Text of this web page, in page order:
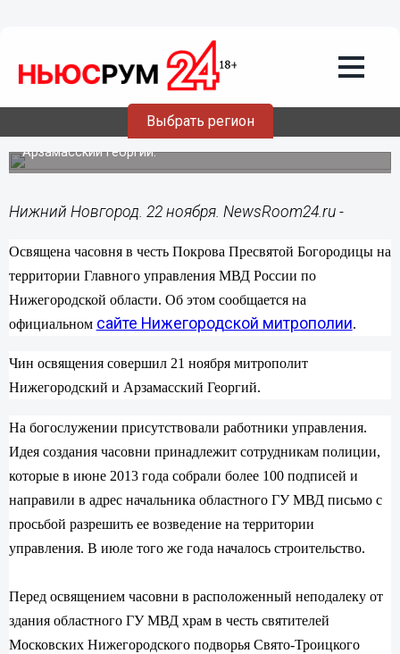
Выбрать регион
Освящена Покровская часовня на
территории ГУ МВД РФ по
Нижегородской области
Чин освящения совершил митрополит Нижегородский и
Арзамасский Георгий.
Нижний Новгород. 22 ноября. NewsRoom24.ru -
Освящена часовня в честь Покрова Пресвятой Богородицы на
территории Главного управления МВД России по
Нижегородской области. Об этом сообщается на
официальном сайте Нижегородской митрополии.
Чин освящения совершил 21 ноября митрополит
Нижегородский и Арзамасский Георгий.
На богослужении присутствовали работники управления.
Идея создания часовни принадлежит сотрудникам полиции,
которые в июне 2013 года собрали более 100 подписей и
направили в адрес начальника областного ГУ МВД письмо с
просьбой разрешить ее возведение на территории
управления. В июле того же года началось строительство.
Перед освящением часовни в расположенный неподалеку от
здания областного ГУ МВД храм в честь святителей
Московских Нижегородского подворья Свято-Троицкого